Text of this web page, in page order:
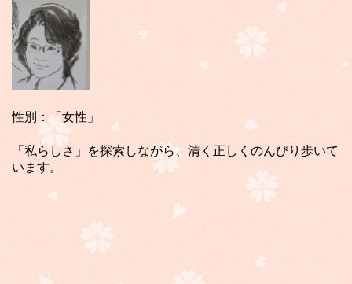
性別：「女性」
「私らしさ」を探索しながら、清く正しくのんびり歩いて
います。